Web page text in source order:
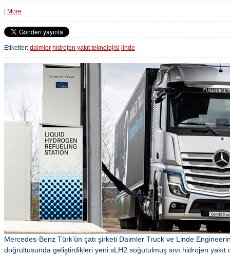
More
Etiketler: daimler hidrojen yakıt teknolojisi linde
Mercedes-Benz Türk’ün çatı şirketi Daimler Truck ve Linde
doğrultusunda geliştirdikleri yeni sLH2 soğutulmuş sıvı hidrojen